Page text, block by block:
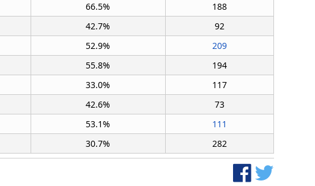
66.5%
188
42.7%
92
52.9%
209
55.8%
194
33.0%
117
42.6%
73
53.1%
111
30.7% 282